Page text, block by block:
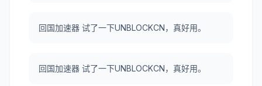
回国加速器 试了一下UNBLOCKCN，真好用。
回国加速器 试了一下UNBLOCKCN，真好用。